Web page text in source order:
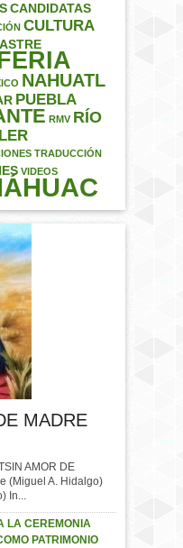
CANDIDATAS
CULTURA
NAHUATL
PUEBLA
RMV RÍO
TRADUCCIÓN
VIDEOS
MADRE
AMOR DE
(Miguel A. Hidalgo)
In...
LA CEREMONIA
PATRIMONIO